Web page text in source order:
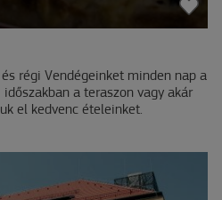
régi Vendégeinket minden nap a
a teraszon vagy akár
el kedvenc ételeinket.